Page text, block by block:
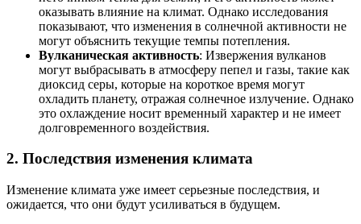
оказывать влияние на климат. Однако исследования
показывают, что изменения в солнечной активности не
могут объяснить текущие темпы потепления.
Вулканическая активность: Извержения вулканов
могут выбрасывать в атмосферу пепел и газы, такие как
диоксид серы, которые на короткое время могут
охладить планету, отражая солнечное излучение. Однако
это охлаждение носит временный характер и не имеет
долговременного воздействия.
2. Последствия изменения климата
Изменение климата уже имеет серьезные последствия, и
ожидается, что они будут усиливаться в будущем.